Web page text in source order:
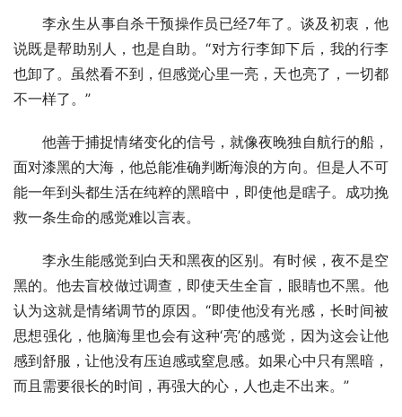
李永生从事自杀干预操作员已经7年了。谈及初衷，他
说既是帮助别人，也是自助。“对方行李卸下后，我的行李
也卸了。虽然看不到，但感觉心里一亮，天也亮了，一切都
不一样了。”
他善于捕捉情绪变化的信号，就像夜晚独自航行的船，
面对漆黑的大海，他总能准确判断海浪的方向。但是人不可
能一年到头都生活在纯粹的黑暗中，即使他是瞎子。成功挽
救一条生命的感觉难以言表。
李永生能感觉到白天和黑夜的区别。有时候，夜不是空
黑的。他去盲校做过调查，即使天生全盲，眼睛也不黑。他
认为这就是情绪调节的原因。“即使他没有光感，长时间被
思想强化，他脑海里也会有这种‘亮’的感觉，因为这会让他
感到舒服，让他没有压迫感或窒息感。如果心中只有黑暗，
而且需要很长的时间，再强大的心，人也走不出来。”